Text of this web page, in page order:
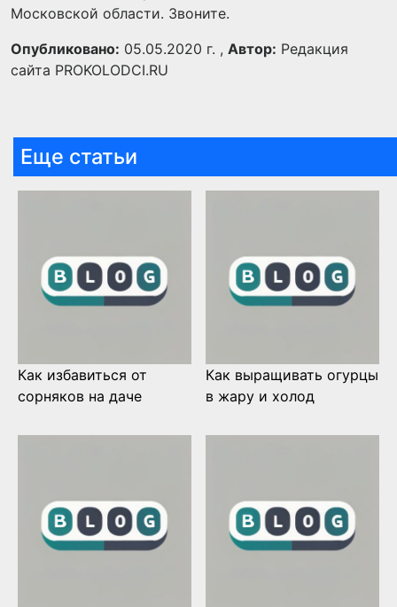
Московской области. Звоните.
Опубликовано: 05.05.2020 г. , Автор: Редакция
сайта PROKOLODCI.RU
Еще статьи
Как избавиться от
сорняков на даче
Как выращивать огурцы
в жару и холод